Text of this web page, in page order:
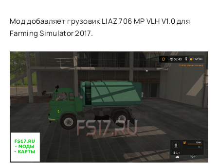
Мод добавляет грузовик LIAZ 706 MP VLH V1.0 для
Farming Simulator 2017.